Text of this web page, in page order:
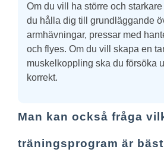
Om du vill ha större och
du hålla dig till grundläggande
armhävningar, pressar med
och flyes. Om du vill skapa en
muskelkoppling ska du försöka
korrekt.
Man kan också fråga
träningsprogram är